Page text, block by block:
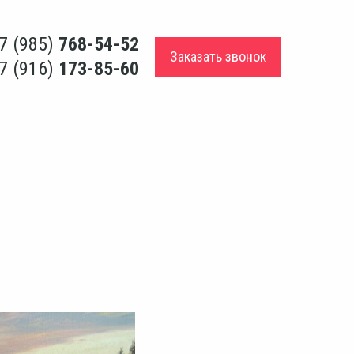
(985) 768-54-52
(916) 173-85-60
Заказать звонок